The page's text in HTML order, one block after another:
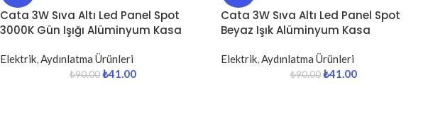
Cata 3W Sıva Altı Led Panel Spot
3000K Gün Işığı Alüminyum Kasa
Elektrik,Aydınlatma Ürünleri
₺90.00 ₺41.00
Cata 3W Sıva Altı Led Panel Spot
Beyaz Işık Alüminyum Kasa
Elektrik,Aydınlatma Ürünleri
₺90.00 ₺41.00